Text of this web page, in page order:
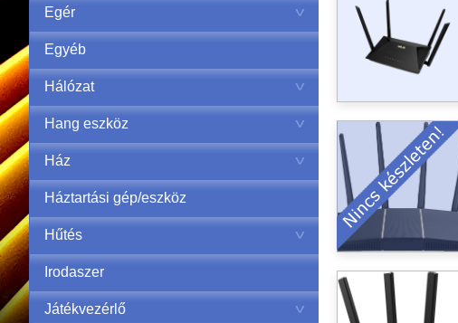
Egér
Egyéb
Hálózat
Hang eszköz
Ház
Háztartási gép/eszköz
Hűtés
Irodaszer
Játékvezérlő